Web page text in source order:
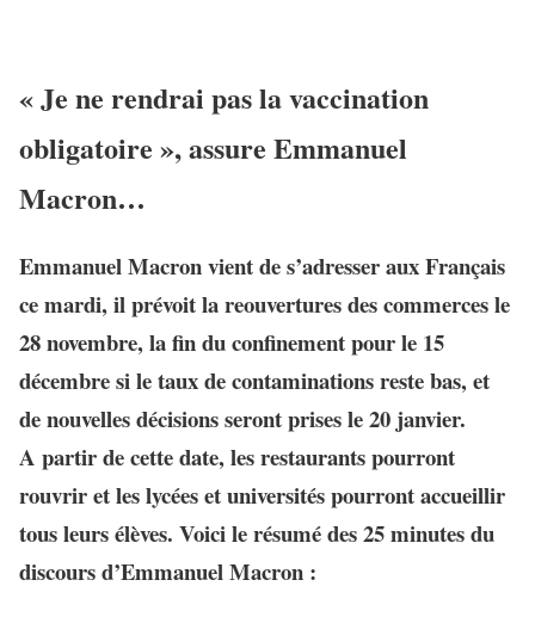
« Je ne rendrai pas la vaccination
obligatoire », assure Emmanuel
Macron…
Emmanuel Macron vient de s’adresser aux Français
ce mardi, il prévoit la reouvertures des commerces le
28 novembre, la fin du confinement pour le 15
décembre si le taux de contaminations reste bas, et
de nouvelles décisions seront prises le 20 janvier.
A partir de cette date, les restaurants pourront
rouvrir et les lycées et universités pourront accueillir
tous leurs élèves. Voici le résumé des 25 minutes du
discours d’Emmanuel Macron :